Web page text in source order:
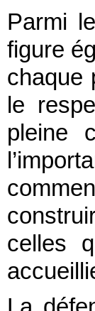
Parmi
figure
chaque
le
pleine
celles